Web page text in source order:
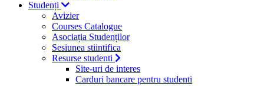
Studenți
Avizier
Courses Catalogue
Asociația Studenților
Sesiunea stiintifica
Resurse studenti
Site-uri de interes
Carduri bancare pentru studenti